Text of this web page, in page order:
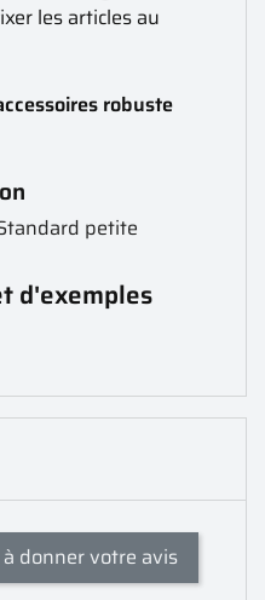
les articles au
robuste
petite
d'exemples
donner votre avis